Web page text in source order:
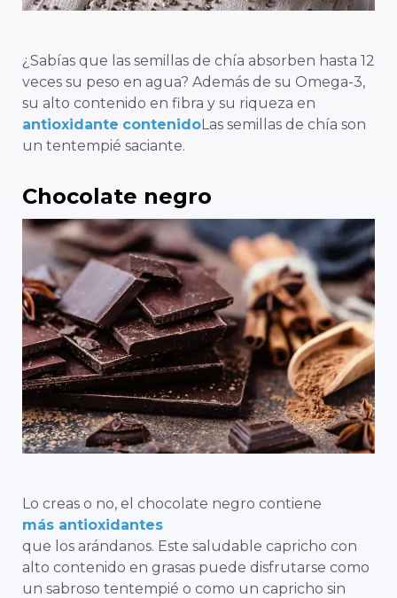
¿Sabías que las semillas de chía absorben hasta 12
veces su peso en agua? Además de su Omega-3,
su alto contenido en fibra y su riqueza en
antioxidante contenidoLas semillas de chía son
un tentempié saciante.
Chocolate negro
Lo creas o no, el chocolate negro contiene
más antioxidantes
que los arándanos. Este saludable capricho con
alto contenido en grasas puede disfrutarse como
un sabroso tentempié o como un capricho sin